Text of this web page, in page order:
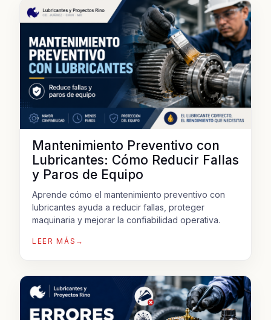
Mantenimiento Preventivo con
Lubricantes: Cómo Reducir Fallas
y Paros de Equipo
Aprende cómo el mantenimiento preventivo con
lubricantes ayuda a reducir fallas, proteger
maquinaria y mejorar la confiabilidad operativa.
LEER MÁS →